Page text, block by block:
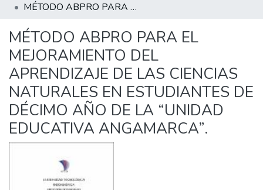
Statistics
Estadísticas Externas
MÉTODO ABPRO PARA EL MEJORAMIENTO DEL APRENDIZAJE DE LAS CIENCIAS NATURALES EN ESTUDIANTES DE DÉCIMO AÑO DE LA “UNIDAD EDUCATIVA ANGAMARCA”.
MÉTODO ABPRO PARA EL
MEJORAMIENTO DEL
APRENDIZAJE DE LAS CIENCIAS
NATURALES EN ESTUDIANTES DE
DÉCIMO AÑO DE LA “UNIDAD
EDUCATIVA ANGAMARCA”.